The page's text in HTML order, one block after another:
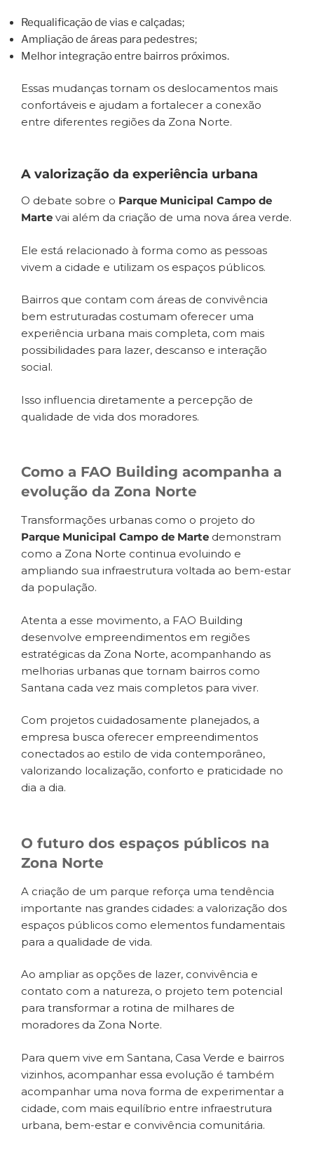
Requalificação de vias e calçadas;
Ampliação de áreas para pedestres;
Melhor integração entre bairros próximos.
Essas mudanças tornam os deslocamentos mais
confortáveis e ajudam a fortalecer a conexão
entre diferentes regiões da Zona Norte.
A valorização da experiência urbana
O debate sobre o Parque Municipal Campo de
Marte vai além da criação de uma nova área verde.
Ele está relacionado à forma como as pessoas
vivem a cidade e utilizam os espaços públicos.
Bairros que contam com áreas de convivência
bem estruturadas costumam oferecer uma
experiência urbana mais completa, com mais
possibilidades para lazer, descanso e interação
social.
Isso influencia diretamente a percepção de
qualidade de vida dos moradores.
Como a FAO Building acompanha a
evolução da Zona Norte
Transformações urbanas como o projeto do
Parque Municipal Campo de Marte demonstram
como a Zona Norte continua evoluindo e
ampliando sua infraestrutura voltada ao bem-estar
da população.
Atenta a esse movimento, a FAO Building
desenvolve empreendimentos em regiões
estratégicas da Zona Norte, acompanhando as
melhorias urbanas que tornam bairros como
Santana cada vez mais completos para viver.
Com projetos cuidadosamente planejados, a
empresa busca oferecer empreendimentos
conectados ao estilo de vida contemporâneo,
valorizando localização, conforto e praticidade no
dia a dia.
O futuro dos espaços públicos na
Zona Norte
A criação de um parque reforça uma tendência
importante nas grandes cidades: a valorização dos
espaços públicos como elementos fundamentais
para a qualidade de vida.
Ao ampliar as opções de lazer, convivência e
contato com a natureza, o projeto tem potencial
para transformar a rotina de milhares de
moradores da Zona Norte.
Para quem vive em Santana, Casa Verde e bairros
vizinhos, acompanhar essa evolução é também
acompanhar uma nova forma de experimentar a
cidade, com mais equilíbrio entre infraestrutura
urbana, bem-estar e convivência comunitária.